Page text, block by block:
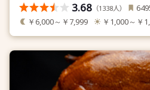
3.68 （1338人）
￥6,000～￥7,999 ￥1,000～￥